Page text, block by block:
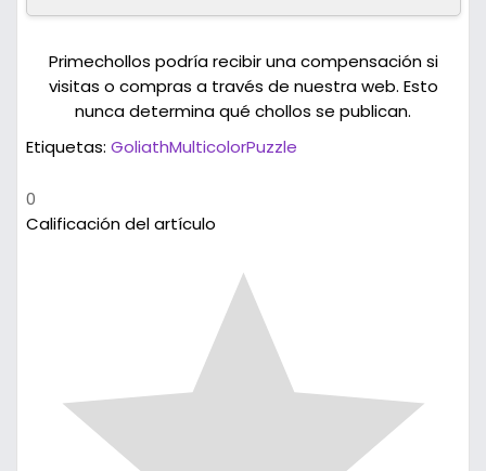
Primechollos podría recibir una compensación si
visitas o compras a través de nuestra web. Esto
nunca determina qué chollos se publican.
Etiquetas: GoliathMulticolorPuzzle
0
Calificación del artículo